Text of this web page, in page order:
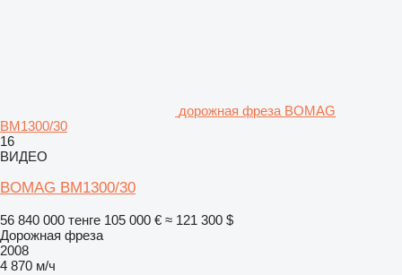
дорожная фреза BOMAG
BM1300/30
16
ВИДЕО
BOMAG BM1300/30
56 840 000 тенге 105 000 € ≈ 121 300 $
Дорожная фреза
2008
4 870 м/ч